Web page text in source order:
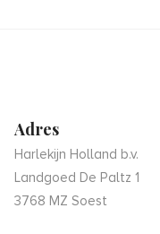
Adres
Harlekijn Holland b.v.
Landgoed De Paltz 1
3768 MZ Soest